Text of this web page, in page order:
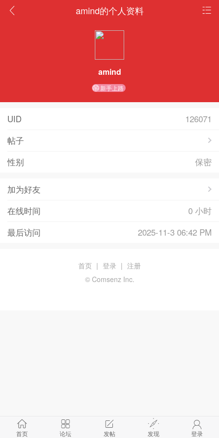
amind的个人资料
amind
新手上路
UID
126071
帖子
性别
保密
加为好友
在线时间
0 小时
最后访问
2025-11-3 06:42 PM
首页 论坛 发帖 发现 登录
首页 | 登录 | 注册
© Comsenz Inc.